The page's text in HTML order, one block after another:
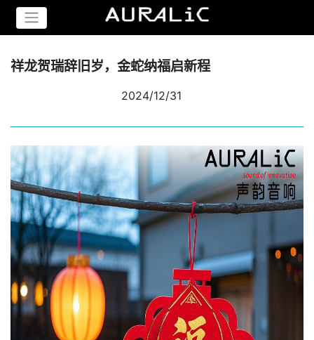
祥龙贺瑞辞旧岁，金蛇纳福启新程
2024/12/31